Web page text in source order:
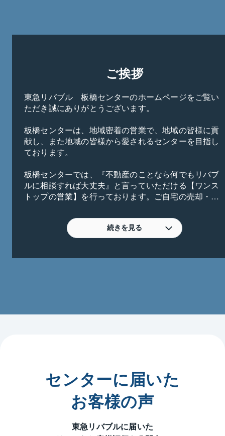
ご挨拶
東急リバブル　板橋センターのホームページをご覧い
ただき誠にありがとうございます。
板橋センターは、地域密着の営業で、地域の皆様に貢
献し、また地域の皆様から愛されるセンターを目指し
ております。
板橋センターでは、『不動産のことなら何でもリバブ
ルに相談すれば大丈夫』と言っていただける【ワンス
トップの営業】を行っております。ご自宅の売却・購
続、不動産に関する税金のことなど、地域に精通した
営業マンがスピード感を持って対応致します。是非と
も何なりとご相談ください。
い。
具を処分した方が良いの？
◆現在稼働している収益不動産（アパート・マンショ
ン）を売却したいけど、まずは何からすれば良いの？
◆マイホームを買った場合、売った場合の税金は？
続きを見る
センターに届いた
お客様の声
東急リバブルに届いた